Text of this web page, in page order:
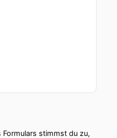
stimmst du zu,